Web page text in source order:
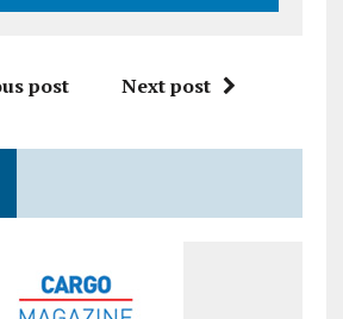
post Next post